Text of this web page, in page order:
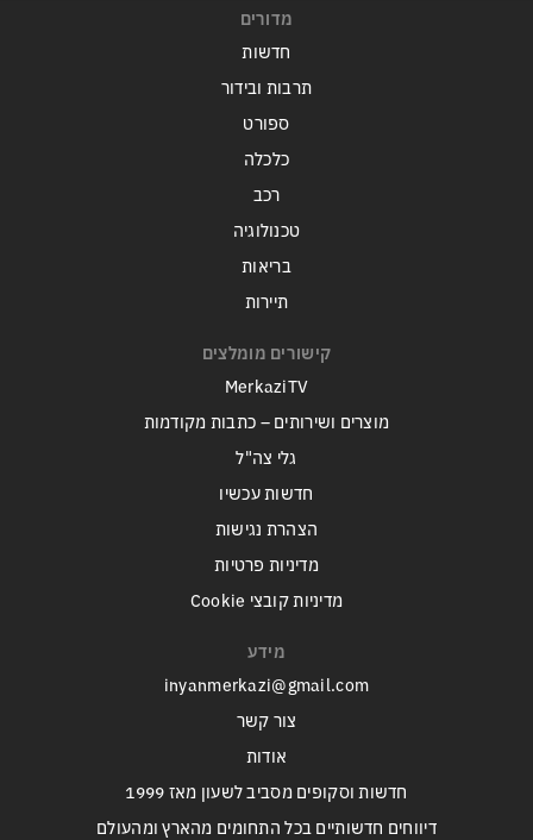
מדורים
חדשות
תרבות ובידור
ספורט
כלכלה
רכב
טכנולוגיה
בריאות
תיירות
קישורים מומלצים
MerkaziTV
מוצרים ושירותים – כתבות מקודמות
גלי צה"ל
חדשות עכשיו
הצהרת נגישות
מדיניות פרטיות
מדיניות קובצי Cookie
מידע
inyanmerkazi@gmail.com
צור קשר
אודות
חדשות וסקופים מסביב לשעון מאז 1999
דיווחים חדשותיים בכל התחומים מהארץ ומהעולם